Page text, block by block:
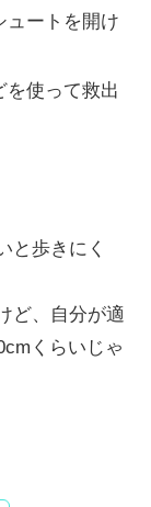
ュートを開け
を使って救出
と歩きにく
ど、自分が適
くらいじゃ